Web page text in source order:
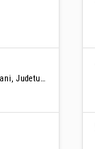
DN 72, CRANGUL LUI BOT, KM 73+810 -, Aricestii Rahtivani, Judetul Prahova